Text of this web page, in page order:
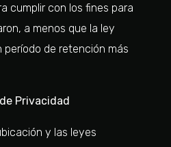
cumplir con los fines para
a menos que la ley
período de retención más
Privacidad
y las leyes